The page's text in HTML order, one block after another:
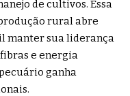
de cultivos. Essa
rural abre
manter sua liderança
e energia
ganha